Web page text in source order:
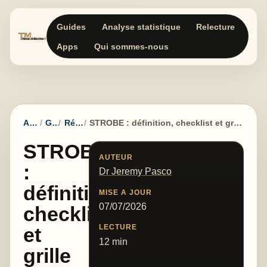
Guides Analyse statistique Relecture
Apps Qui sommes-nous
Accueil Guides Rédaction STROBE : définition, checklist et grille pour une étude observationnelle
STROBE
:
définition,
checklist
et
grille
AUTEUR
Dr Jeremy Pasco
MISE A JOUR
07/07/2026
LECTURE
12 min